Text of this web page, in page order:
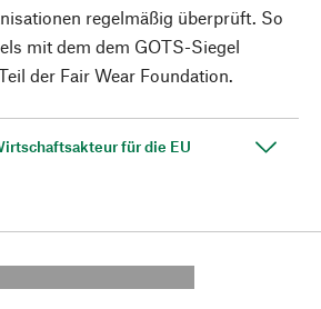
regelmäßig überprüft. So
mit dem dem GOTS-Siegel
der Fair Wear Foundation.
für die EU